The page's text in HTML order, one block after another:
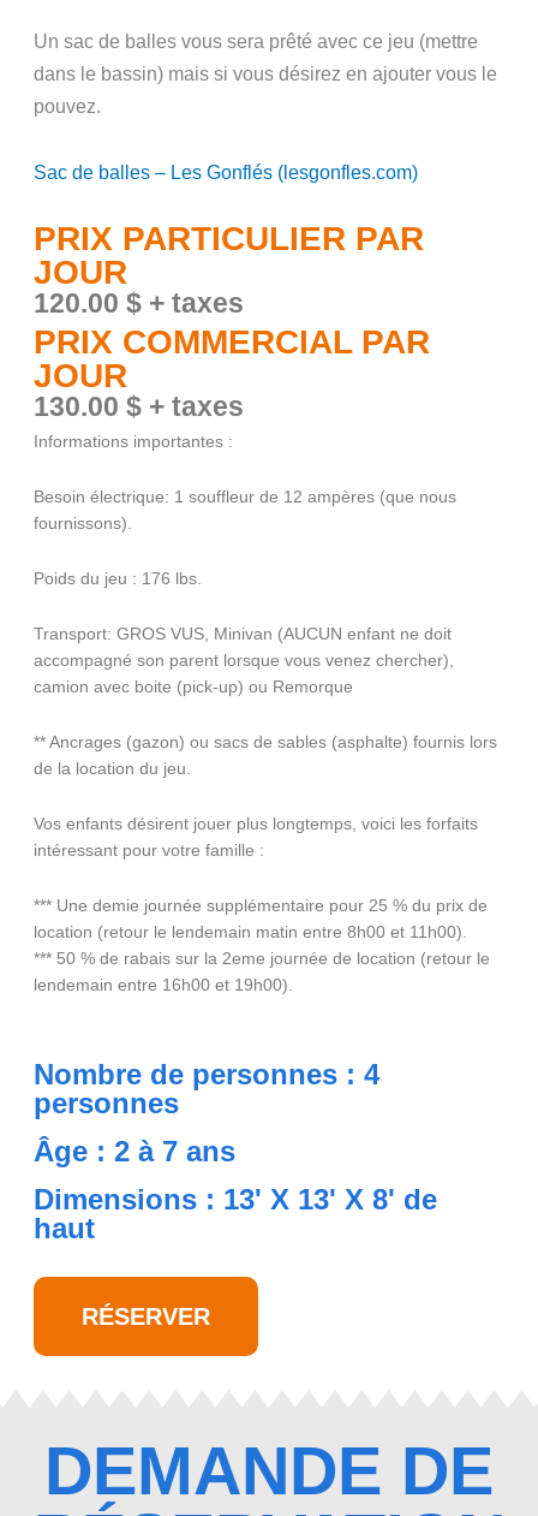
Un sac de balles vous sera prêté avec ce jeu (mettre
dans le bassin) mais si vous désirez en ajouter vous le
pouvez.
Sac de balles – Les Gonflés (lesgonfles.com)
PRIX PARTICULIER PAR
JOUR
120.00 $ + taxes
PRIX COMMERCIAL PAR
JOUR
130.00 $ + taxes
Informations importantes :
Besoin électrique: 1 souffleur de 12 ampères (que nous
fournissons).
Poids du jeu : 176 lbs.
Transport: GROS VUS, Minivan (AUCUN enfant ne doit
accompagné son parent lorsque vous venez chercher),
camion avec boite (pick-up) ou Remorque
** Ancrages (gazon) ou sacs de sables (asphalte) fournis lors
de la location du jeu.
Vos enfants désirent jouer plus longtemps, voici les forfaits
intéressant pour votre famille :
*** Une demie journée supplémentaire pour 25 % du prix de
location (retour le lendemain matin entre 8h00 et 11h00).
*** 50 % de rabais sur la 2eme journée de location (retour le
lendemain entre 16h00 et 19h00).
Nombre de personnes : 4
personnes
Âge : 2 à 7 ans
Dimensions : 13' X 13' X 8' de
haut
RÉSERVER
DEMANDE DE